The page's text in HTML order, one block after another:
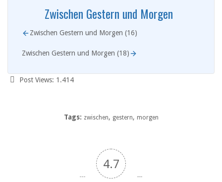
Zwischen Gestern und Morgen
Zwischen Gestern und Morgen (16)
Zwischen Gestern und Morgen (18)
Post Views: 1.414
Tags: zwischen, gestern, morgen
4.7